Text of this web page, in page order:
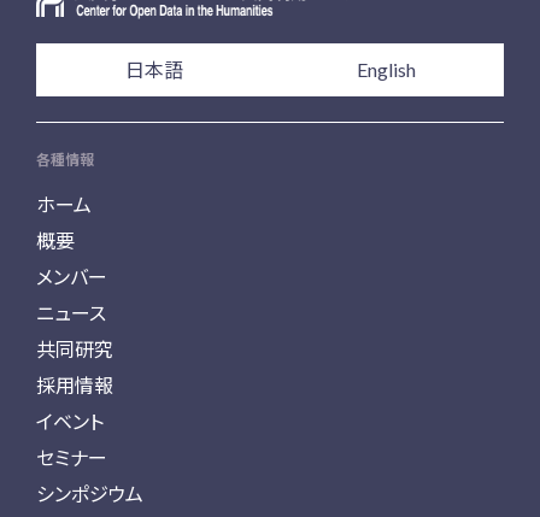
日本語 English
各種情報
ホーム
概要
メンバー
ニュース
共同研究
採用情報
イベント
セミナー
シンポジウム